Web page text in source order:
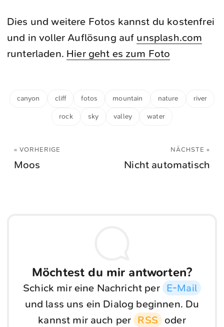
Dies und weitere Fotos kannst du kostenfrei
und in voller Auflösung auf unsplash.com
runterladen. Hier geht es zum Foto
canyon cliff fotos mountain nature river
rock sky valley water
« VORHERIGE
Moos
NÄCHSTE »
Nicht automatisch
Möchtest du mir antworten?
Schick mir eine Nachricht per E-Mail
und lass uns ein Dialog beginnen. Du
kannst mir auch per RSS oder